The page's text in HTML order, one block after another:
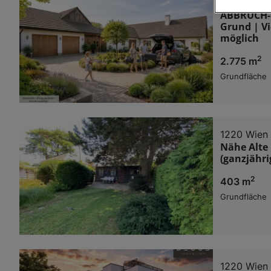
Grund |
möglich
2.775 m2
Grundfläche
1220 Wien
Nähe
403 m2
Grundfläche
1220 Wien
Wir und
Verwendung
Liste der